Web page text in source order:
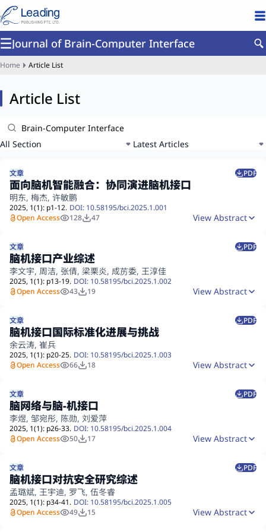
Journal of Brain-Computer Interface
Home Article List
Article List
All Section Latest Articles
文章 PDF
面向脑机智能融合：协同演进脑机接口
明东, 梅杰, 许敏鹏
2025, 1(1): p1-12. DOI: 10.58195/bci.2025.1.001
Open Access
128 47 View Abstract
文章 PDF
脑机接口产业综述
李文宇, 周洁, 张倩, 梁栗炎, 成苈委, 王淳佳
2025, 1(1): p13-19. DOI: 10.58195/bci.2025.1.002
Open Access
43 19 View Abstract
文章 PDF
脑机接口国际标准化进展与挑战
余云涛, 崔兵
2025, 1(1): p20-25. DOI: 10.58195/bci.2025.1.003
Open Access
66 18 View Abstract
文章 PDF
脑网络与脑-机接口
李煜, 邹宛彤, 陈勋, 刘爱萍
2025, 1(1): p26-33. DOI: 10.58195/bci.2025.1.004
Open Access
50 17 View Abstract
文章 PDF
脑机接口对抗安全研究综述
孟璐斌, 王宇迪, 罗飞, 伍冬睿
2025, 1(1): p34-41. DOI: 10.58195/bci.2025.1.005
Open Access
49 15 View Abstract